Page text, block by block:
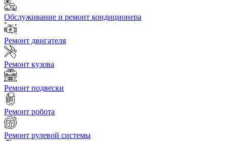
Обслуживание и ремонт кондиционера
Ремонт двигателя
Ремонт кузова
Ремонт подвески
Ремонт робота
Ремонт рулевой системы